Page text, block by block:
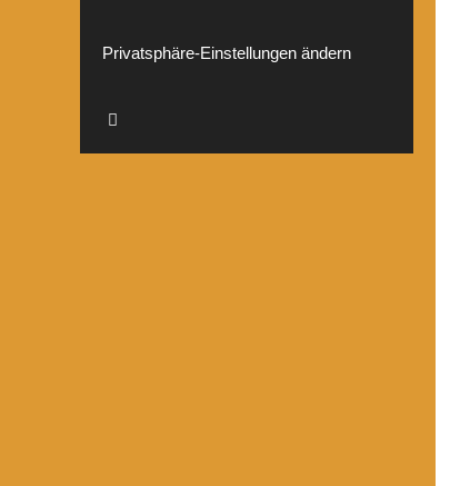
Privatsphäre-Einstellungen ändern